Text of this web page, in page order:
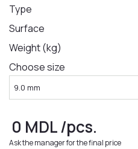
LA COMANDA
Type
Surface
Weight (kg)
Choose size
9.0 mm
0 MDL/pcs.
Ask the manager for the final price